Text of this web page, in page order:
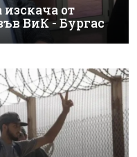
от
ВиК - Бургас